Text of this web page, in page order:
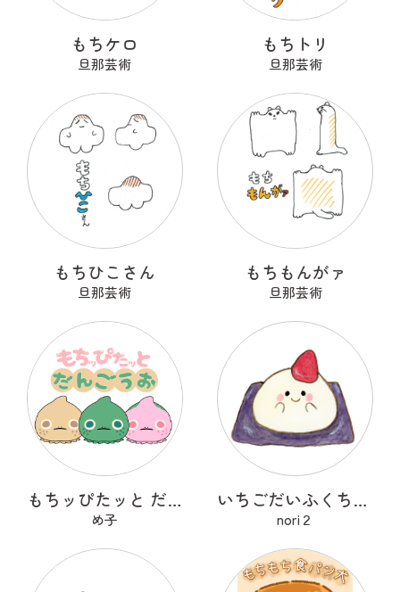
もちケロ
旦那芸術
もちトリ
旦那芸術
もちひこさん
旦那芸術
もちもんがァ
旦那芸術
もちッぴたッと だんごうお
め子
いちごだいふくちゃん
nori２